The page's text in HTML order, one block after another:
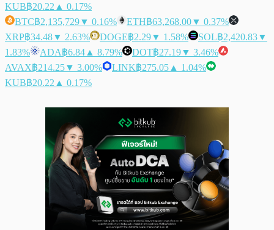
KUB฿20.22 ▲ 0.17%
BTC฿2,135,729▼ 0.16% ETH฿63,268.00▼ 0.37%
XRP฿34.48▼ 2.63% DOGE฿2.29▼ 1.58% SOL฿2,420.83▼
1.83%
ADA฿6.84 ▲ 8.79% DOT฿27.19▼ 3.46%
AVAX฿214.25▼ 3.00% LINK฿275.05 ▲ 1.04%
KUB฿20.22 ▲ 0.17%